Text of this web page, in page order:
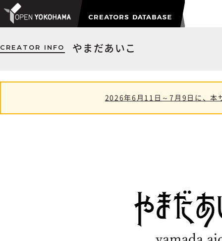
CREATOR INFO やまだあいこ
2026年6月11日～7月9日に、本